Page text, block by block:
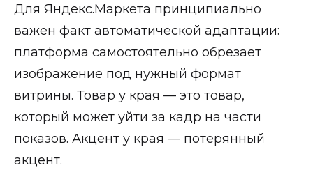
Для Яндекс.Маркета принципиально
важен факт автоматической адаптации:
платформа самостоятельно обрезает
изображение под нужный формат
витрины. Товар у края — это товар,
который может уйти за кадр на части
показов. Акцент у края — потерянный
акцент.